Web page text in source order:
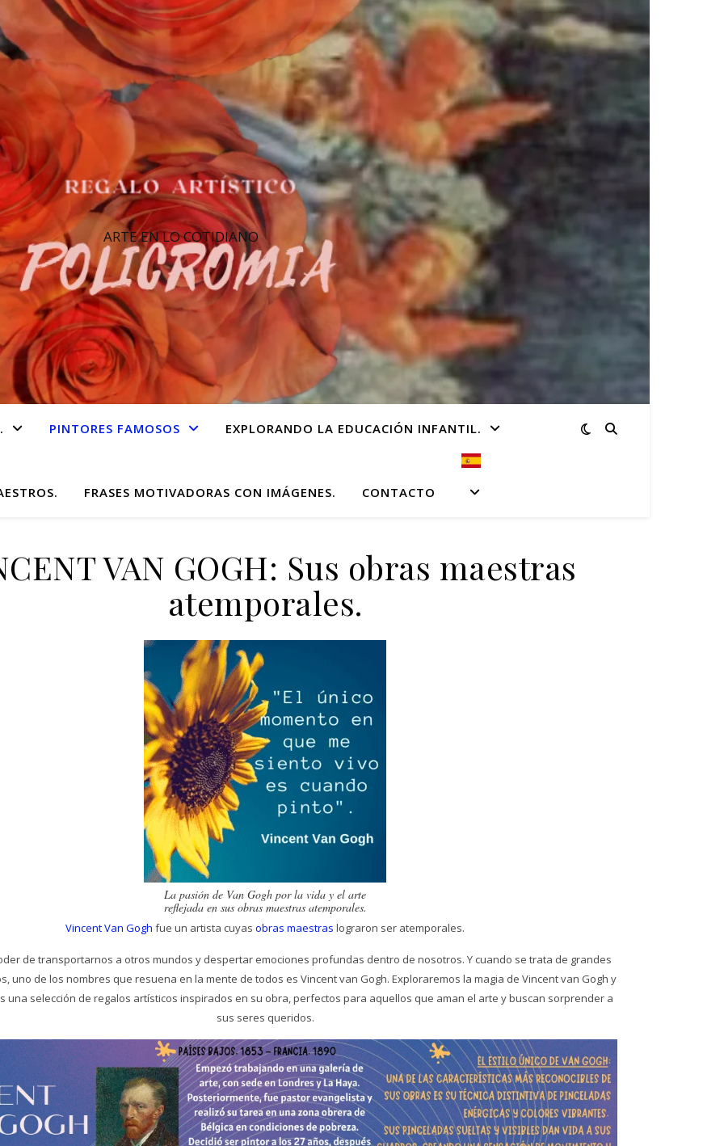
ARTE EN LO COTIDIANO
PINTORES FAMOSOS EXPLORANDO LA EDUCACIÓN INFANTIL.
FRASES MOTIVADORAS CON IMÁGENES. CONTACTO
VAN GOGH: Sus obras maestras
atemporales.
La pasión de Van Gogh por la vida y el arte
reflejada en sus obras maestras atemporales.
Vincent Van Gogh fue un artista cuyas obras maestras lograron ser atemporales.
de transportarnos a otros mundos y despertar emociones profundas dentro de nosotros. Y cuando se trata de grandes
uno de los nombres que resuena en la mente de todos es Vincent van Gogh. Exploraremos la magia de Vincent van Gogh y
una selección de regalos artísticos inspirados en su obra, perfectos para aquellos que aman el arte y buscan sorprender a
sus seres queridos.